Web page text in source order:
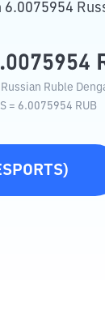
6.0075954
Ruble
= 6.0075954 RUB
)